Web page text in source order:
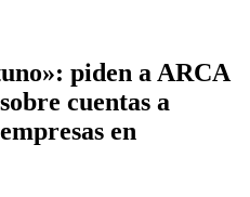
piden a ARCA
cuentas a
en